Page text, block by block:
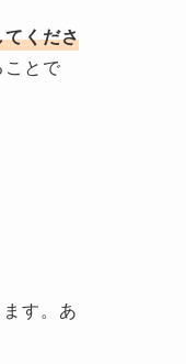
くださ
とで
す。あ